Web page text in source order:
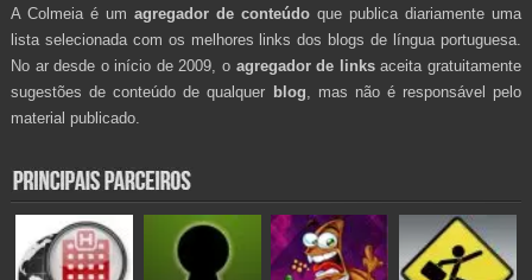
A Colmeia é um agregador de conteúdo que publica diariamente uma
lista selecionada com os melhores links dos blogs de língua portuguesa.
No ar desde o início de 2009, o agregador de linksaceita gratuitamente
sugestões de conteúdo de qualquer blog , mas não é responsável pelo
material publicado.